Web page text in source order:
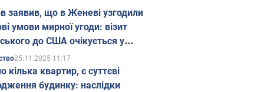
заявив, що в Женеві узгодили
умови мирної угоди: візит
до США очікується у
25.11.2025 11:17
кілька квартир, є суттєві
будинку: наслідки